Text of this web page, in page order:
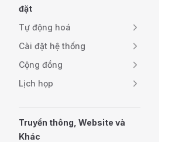
đặt
Tự động hoá
Cài đặt hệ thống
Cộng đồng
Lịch họp
Truyền thông, Website và
Khác